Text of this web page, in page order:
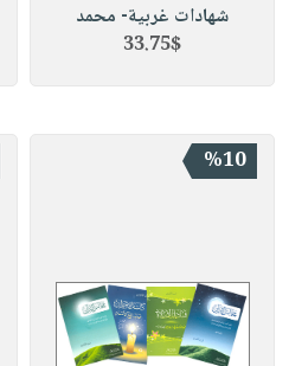
شهادات غربية- محمد
33.75$
%10